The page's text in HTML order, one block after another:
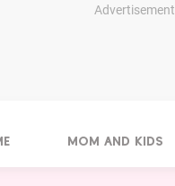
Advertisement
MOM AND KIDS